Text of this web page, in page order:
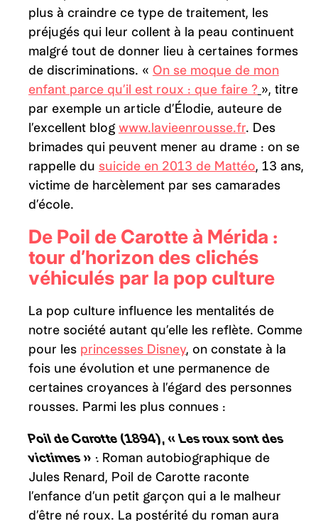
plus à craindre ce type de traitement, les
préjugés qui leur collent à la peau continuent
malgré tout de donner lieu à certaines formes
de discriminations. « On se moque de mon
enfant parce qu’il est roux : que faire ? », titre
par exemple un article d’Élodie, auteure de
l’excellent blogwww.lavieenrousse.fr. Des
brimades qui peuvent mener au drame : on se
rappelle du suicide en 2013 de Mattéo, 13 ans,
victime de harcèlement par ses camarades
d’école.
De Poil de Carotte à Mérida :
tour d’horizon des clichés
véhiculés par la pop culture
La pop culture influence les mentalités de
notre société autant qu’elle les reflète. Comme
pour les princesses Disney, on constate à la
fois une évolution et une permanence de
certaines croyances à l’égard des personnes
rousses. Parmi les plus connues :
Poil de Carotte (1894), « Les roux sont des
victimes » : Roman autobiographique de
Jules Renard, Poil de Carotte raconte
l’enfance d’un petit garçon qui a le malheur
d’être né roux. La postérité du roman aura